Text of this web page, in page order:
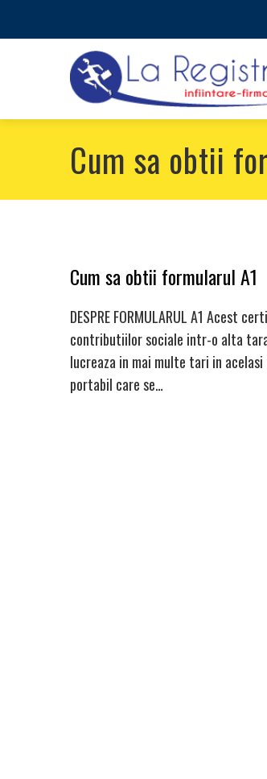
Cum sa obtii
Cum sa obtii formularul A1
DESPRE FORMULARUL A1 Acest
contributiilor sociale intr-o alta
lucreaza in mai multe tari in acelasi
portabil care se…